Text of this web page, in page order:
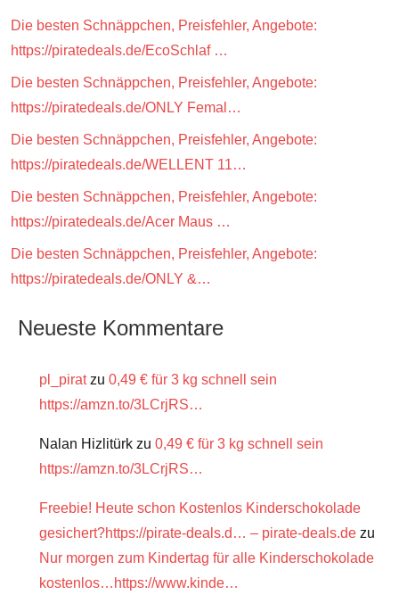
Die besten Schnäppchen, Preisfehler, Angebote:
https://piratedeals.de/EcoSchlaf …
Die besten Schnäppchen, Preisfehler, Angebote:
https://piratedeals.de/ONLY Femal…
Die besten Schnäppchen, Preisfehler, Angebote:
https://piratedeals.de/WELLENT 11…
Die besten Schnäppchen, Preisfehler, Angebote:
https://piratedeals.de/Acer Maus …
Die besten Schnäppchen, Preisfehler, Angebote:
https://piratedeals.de/ONLY &…
Neueste Kommentare
pl_piratzu 0,49 € für 3 kg schnell sein
https://amzn.to/3LCrjRS…
Nalan Hizlitürk zu 0,49 € für 3 kg schnell sein
https://amzn.to/3LCrjRS…
Freebie! Heute schon Kostenlos Kinderschokolade
gesichert?https://pirate-deals.d… – pirate-deals.de zu
Nur morgen zum Kindertag für alle Kinderschokolade
kostenlos…https://www.kinde…